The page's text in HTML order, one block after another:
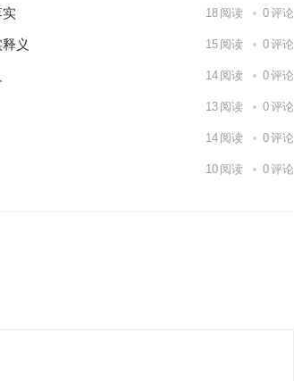
实 18 阅读 0评论
义 15 阅读 0评论
14 阅读 0评论
13 阅读 0评论
14 阅读 0评论
10 阅读 0评论